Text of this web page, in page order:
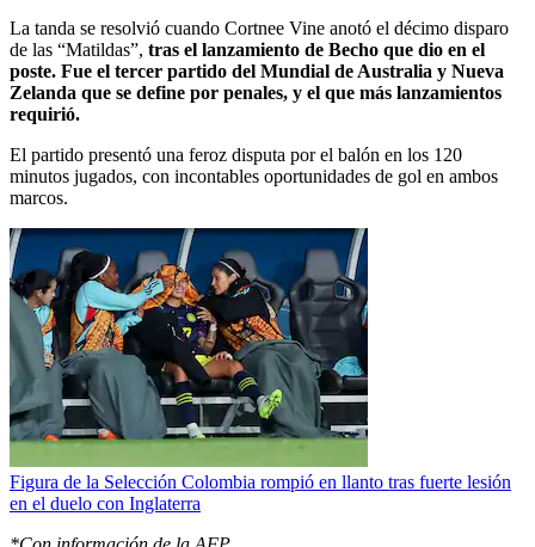
La tanda se resolvió cuando Cortnee Vine anotó el décimo disparo
de las “Matildas”, tras el lanzamiento de Becho que dio en el
poste. Fue el tercer partido del Mundial de Australia y Nueva
Zelanda que se define por penales, y el que más lanzamientos
requirió.
El partido presentó una feroz disputa por el balón en los 120
minutos jugados, con incontables oportunidades de gol en ambos
marcos.
Figura de la Selección Colombia rompió en llanto tras fuerte lesión
en el duelo con Inglaterra